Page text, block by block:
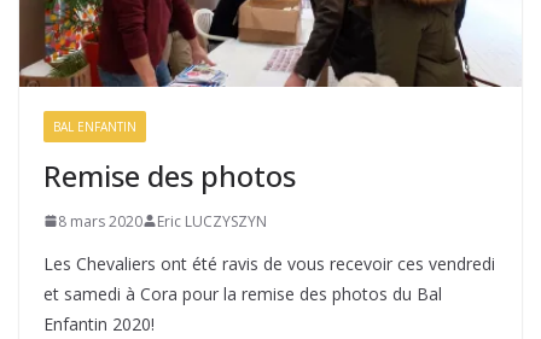
BAL ENFANTIN
Remise des photos
8 mars 2020 Eric LUCZYSZYN
Les Chevaliers ont été ravis de vous recevoir ces vendredi
et samedi à Cora pour la remise des photos du Bal
Enfantin 2020!